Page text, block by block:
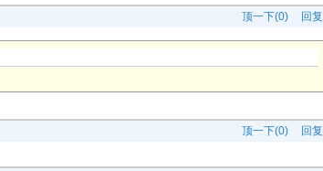
回复
顶一下(0)
回复
顶一下(0)